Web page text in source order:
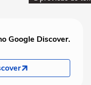
Google Discover.